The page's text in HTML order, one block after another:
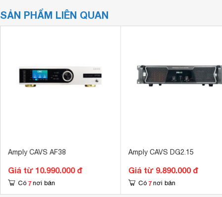
Tiện ích
SẢN PHẨM LIÊN QUAN
Amply CAVS AF38
Giá từ 10.990.000 đ
Có 7 nơi bán
Amply CAVS DG2.15
Giá từ 9.890.000 đ
Có 7 nơi bán